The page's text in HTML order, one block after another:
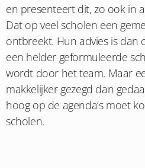
en presenteert dit, zo ook in
Dat op veel scholen een
ontbreekt. Hun advies is dan
een helder geformuleerde
wordt door het team. Maar
makkelijker gezegd dan
hoog op de agenda’s moet
scholen.